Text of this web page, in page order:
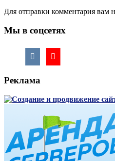
Для отправки комментария вам
Мы в соцсетях
Реклама